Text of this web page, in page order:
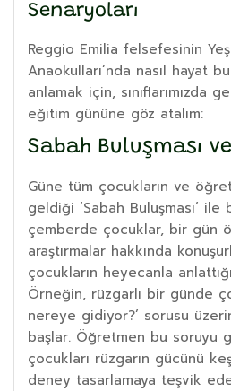
Senaryoları
Reggio Emilia felsefesinin
Anaokulları’nda nasıl hayat
anlamak için, sınıflarımızda
eğitim gününe göz atalım:
Sabah Buluşması
Güne tüm çocukların ve
geldiği ‘Sabah Buluşması’ ile
çemberde çocuklar, bir gün
araştırmalar hakkında
çocukların heyecanla
Örneğin, rüzgarlı bir günde
nereye gidiyor?’ sorusu
başlar. Öğretmen bu soruyu
çocukları rüzgarın gücünü
deney tasarlamaya teşvik